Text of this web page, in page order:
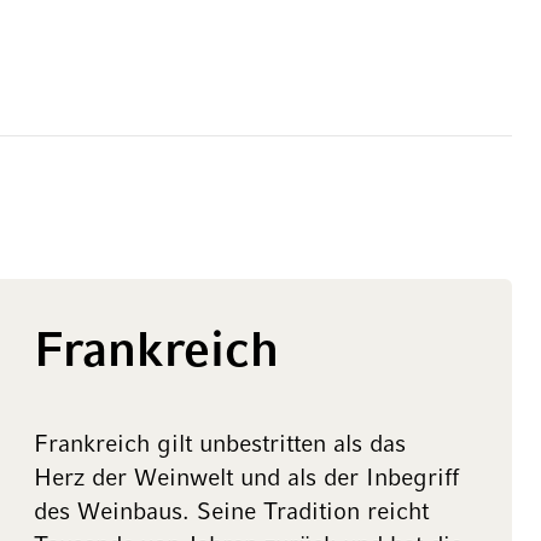
Frankreich
Frankreich gilt unbestritten als das
Herz der Weinwelt und als der Inbegriff
des Weinbaus. Seine Tradition reicht